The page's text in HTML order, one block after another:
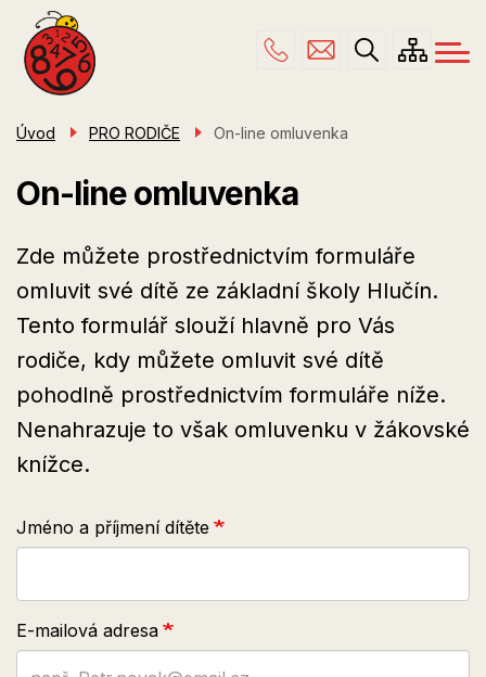
hlavnímu
obsahu
Menu
navigace
ŠKOLA
PRO RODIČE
KONTAKTY
Úvod PRO RODIČE On-line omluvenka
On-line omluvenka
Zde můžete prostřednictvím formuláře
omluvit své dítě ze základní školy Hlučín.
Tento formulář slouží hlavně pro Vás
rodiče, kdy můžete omluvit své dítě
pohodlně prostřednictvím formuláře níže.
Nenahrazuje to však omluvenku v žákovské
knížce.
Jméno a příjmení dítěte
E-mailová adresa